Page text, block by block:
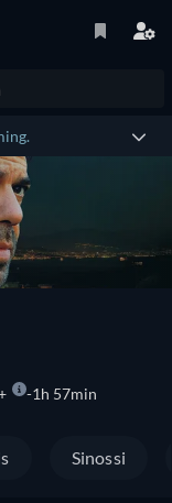
1h 57min
Sinossi